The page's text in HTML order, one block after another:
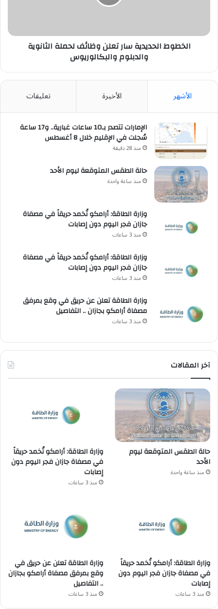
والبكالوريوس
الخطوط الحديدية سار تعلن وظائف لحملة الثانوية
والدبلوم والبكالوريوس
الأشهر الأخيرة تعليقات
الإمارات تتصدر بـ10 ساعات غبارية.. و17 ساعة
سُجلت في الإقليم خلال 8 أغسطس
منذ 28 دقيقة
حالة الطقس المتوقعة ليوم الأحد
منذ ساعة واحدة
وزارة الطاقة: أرامكو تُخمد حريقاً في مصفاة
جازان فجر اليوم دون إصابات
منذ 3 ساعات
وزارة الطاقة: أرامكو تُخمد حريقاً في مصفاة
جازان فجر اليوم دون إصابات
منذ 3 ساعات
وزارة الطاقة تعلن عن حريق في وقع بمرفق
مصفاة أرامكو بجازان .. التفاصيل
منذ 3 ساعات
آخر المقالات
حالة الطقس المتوقعة ليوم
الأحد
منذ ساعة واحدة
وزارة الطاقة: أرامكو تُخمد حريقاً
في مصفاة جازان فجر اليوم دون
إصابات
منذ 3 ساعات
وزارة الطاقة: أرامكو تُخمد حريقاً
في مصفاة جازان فجر اليوم دون
إصابات
منذ 3 ساعات
وزارة الطاقة تعلن عن حريق في
وقع بمرفق مصفاة أرامكو بجازان
.. التفاصيل
منذ 3 ساعات